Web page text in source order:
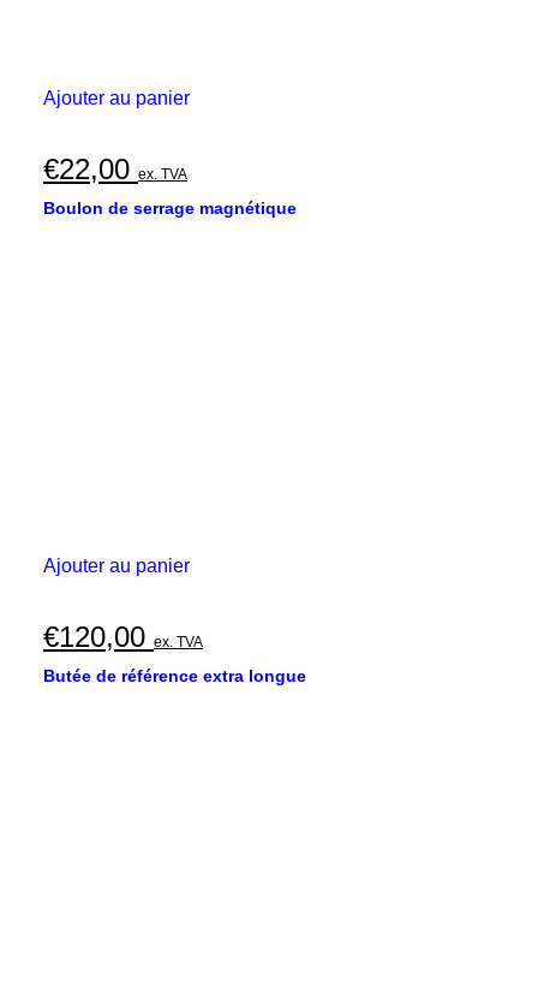
Ajouter au panier
€22,00 ex. TVA
Boulon de serrage magnétique
Ajouter au panier
€120,00 ex. TVA
Butée de référence extra longue